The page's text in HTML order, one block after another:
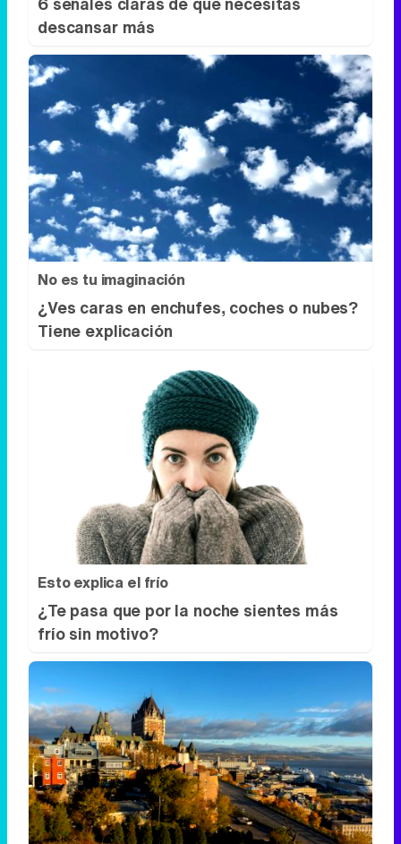
descansar más
No es tu imaginación
¿Ves caras en enchufes, coches o nubes?
Tiene explicación
Esto explica el frío
¿Te pasa que por la noche sientes más
frío sin motivo?